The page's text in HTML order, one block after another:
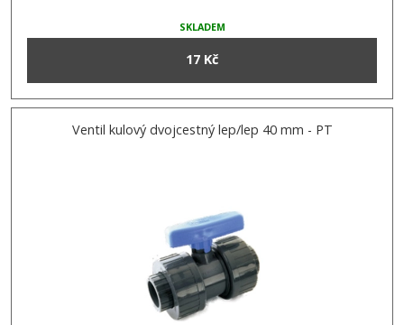
SKLADEM
17 Kč
Ventil kulový dvojcestný lep/lep 40 mm - PT